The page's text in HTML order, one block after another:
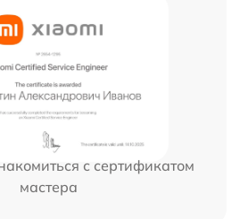
с сертификатом
мастера